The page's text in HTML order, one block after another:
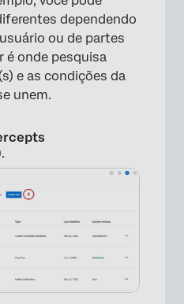
dependendo
ou de partes
é onde pesquisa
e as condições da
unem.